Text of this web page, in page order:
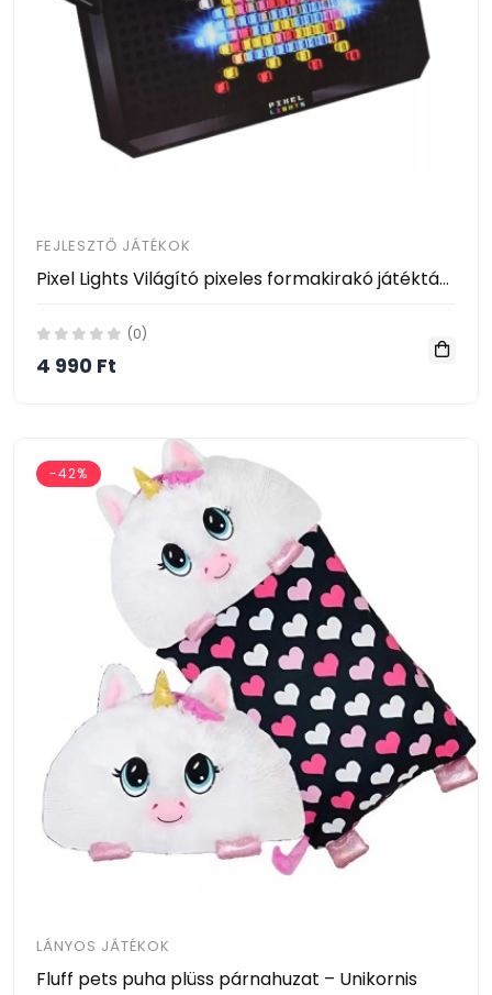
FEJLESZTŐ JÁTÉKOK
Pixel Lights Világító pixeles formakirakó játéktábla
(0)
4 990 Ft
-42%
LÁNYOS JÁTÉKOK
Fluff pets puha plüss párnahuzat – Unikornis